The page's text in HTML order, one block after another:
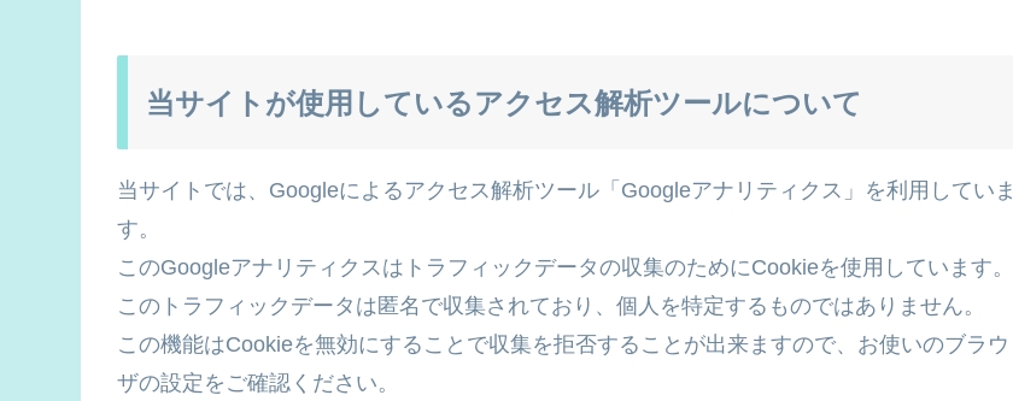
当サイトが使用しているアクセス解析ツールについて
当サイトでは、Googleによるアクセス解析ツール「Googleアナリティクス」を利用していま
す。
このGoogleアナリティクスはトラフィックデータの収集のためにCookieを使用しています。
このトラフィックデータは匿名で収集されており、個人を特定するものではありません。
この機能はCookieを無効にすることで収集を拒否することが出来ますので、お使いのブラウ
ザの設定をご確認ください。